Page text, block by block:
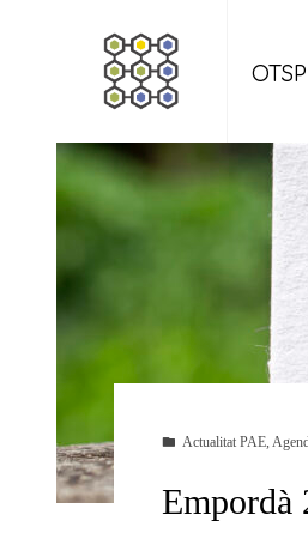
OTSP
Actualitat PAE,
Empordà